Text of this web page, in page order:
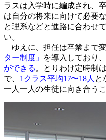
ラスは入学時に編成され、
は自分の将来に向けて必要
と理系などと進路に合わせ
い。
ゆえに、担任は卒業まで
ター制度」
を導入しており、
ができる 。とりわけ定時制
で、 1クラス平均17〜18人 と
一人一人の生徒に向き合う